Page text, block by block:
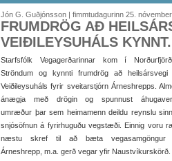
Jón G. Guðjónsson | fimmtudagurinn 25.
FRUMDRÖG AÐ
VEIÐILEYSUHÁLS KYNNT.
Starfsfólk Vegagerðarinnar kom í
Ströndum og kynnti frumdrög að heilsársvegi
Veiðileysuháls fyrir sveitarstjórn Árneshrepps.
ánægja með drögin og spunnust
umræður þar sem heimamenn deildu reynslu
snjósöfnun á fyrirhuguðu vegstæði. Einnig voru
næstu skref til að bæta vegasamgöngur
Árneshrepp, m.a. gerð vegar yfir Naustvíkurskörð.